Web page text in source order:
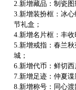
2.新增藏品：制瓷图
3.新增装扮框：冰
节礼盒；
4.新增名片框：丰收
5.新增戒指：春兰
城；
6.新增代币：鲜切西
7.新增足迹：仲夏谍
8.新增称号：同心渡